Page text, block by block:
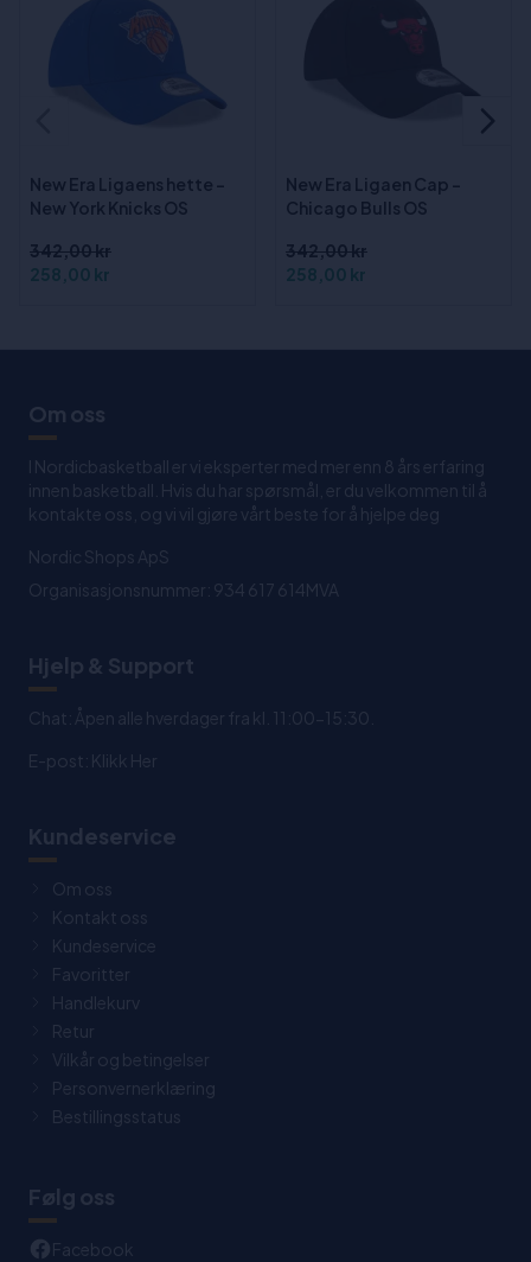
New Era Ligaens hette -
New York Knicks OS
342,00 kr
258,00 kr
New Era Ligaen Cap -
Chicago Bulls OS
342,00 kr
258,00 kr
Om oss
I Nordicbasketball er vi eksperter med mer enn 8 års erfaring
innen basketball. Hvis du har spørsmål, er du velkommen til å
kontakte oss, og vi vil gjøre vårt beste for å hjelpe deg
Nordic Shops ApS
Organisasjonsnummer: 934 617 614MVA
Hjelp & Support
Chat: Åpen alle hverdager fra kl. 11:00-15:30.
E-post: Klikk Her
Kundeservice
Om oss
Kontakt oss
Kundeservice
Favoritter
Handlekurv
Retur
Vilkår og betingelser
Personvernerklæring
Bestillingsstatus
Følg oss
Facebook